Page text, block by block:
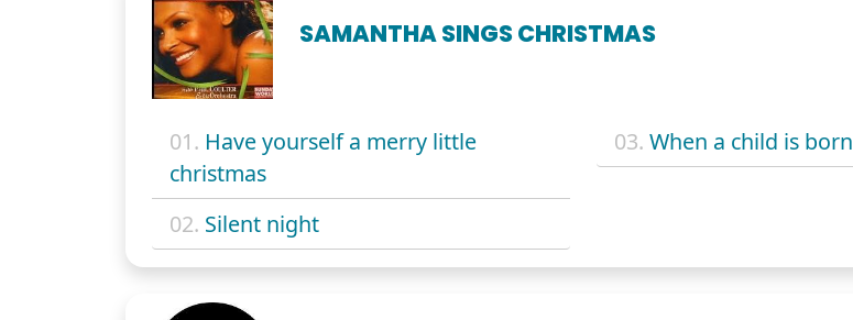
SAMANTHA SINGS CHRISTMAS
01. Have yourself a merry little
christmas
02. Silent night
03. When a child is born